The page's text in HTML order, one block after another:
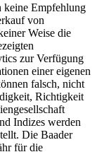
keine Empfehlung
von
Weise die
zur Verfügung
einer eigenen
falsch, nicht
Richtigkeit
Indizes werden
Die Baader
für die